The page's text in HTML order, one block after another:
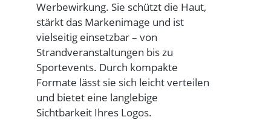
Werbewirkung. Sie schützt die Haut,
stärkt das Markenimage und ist
vielseitig einsetzbar – von
Strandveranstaltungen bis zu
Sportevents. Durch kompakte
Formate lässt sie sich leicht verteilen
und bietet eine langlebige
Sichtbarkeit Ihres Logos.